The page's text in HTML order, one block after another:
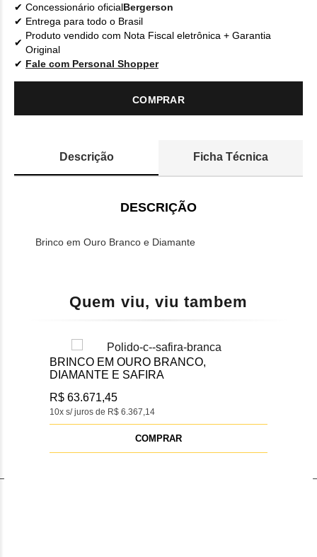
Concessionário oficialBergerson
Entrega para todo o Brasil
Produto vendido com Nota Fiscal eletrônica + Garantia
Original
Fale com Personal Shopper
COMPRAR
Descrição Ficha Técnica
DESCRIÇÃO
Brinco em Ouro Branco e Diamante
Quem viu, viu tambem
BRINCO EM OURO BRANCO,
DIAMANTE E SAFIRA
10x s/ juros de R$ 6.367,14
R$ 63.671,45
COMPRAR